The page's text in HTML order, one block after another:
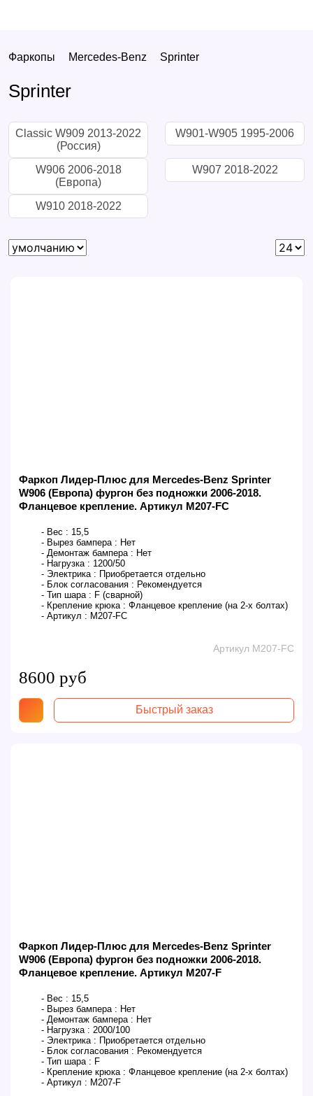
Фаркопы Mercedes-Benz Sprinter
Sprinter
Classic W909 2013-2022
(Россия)
W901-W905 1995-2006
W906 2006-2018
(Европа)
W907 2018-2022
W910 2018-2022
Фаркоп Лидер-Плюс для Mercedes-Benz Sprinter
W906 (Европа) фургон без подножки 2006-2018.
Фланцевое крепление. Артикул M207-FC
- Вес : 15,5
- Вырез бампера : Нет
- Демонтаж бампера : Нет
- Нагрузка : 1200/50
- Электрика : Приобретается отдельно
- Блок согласования : Рекомендуется
- Тип шара : F (сварной)
- Крепление крюка : Фланцевое крепление (на 2-х болтах)
- Артикул : M207-FC
Артикул M207-FC
8600 руб
Быстрый заказ
Фаркоп Лидер-Плюс для Mercedes-Benz Sprinter
W906 (Европа) фургон без подножки 2006-2018.
Фланцевое крепление. Артикул M207-F
- Вес : 15,5
- Вырез бампера : Нет
- Демонтаж бампера : Нет
- Нагрузка : 2000/100
- Электрика : Приобретается отдельно
- Блок согласования : Рекомендуется
- Тип шара : F
- Крепление крюка : Фланцевое крепление (на 2-х болтах)
- Артикул : M207-F